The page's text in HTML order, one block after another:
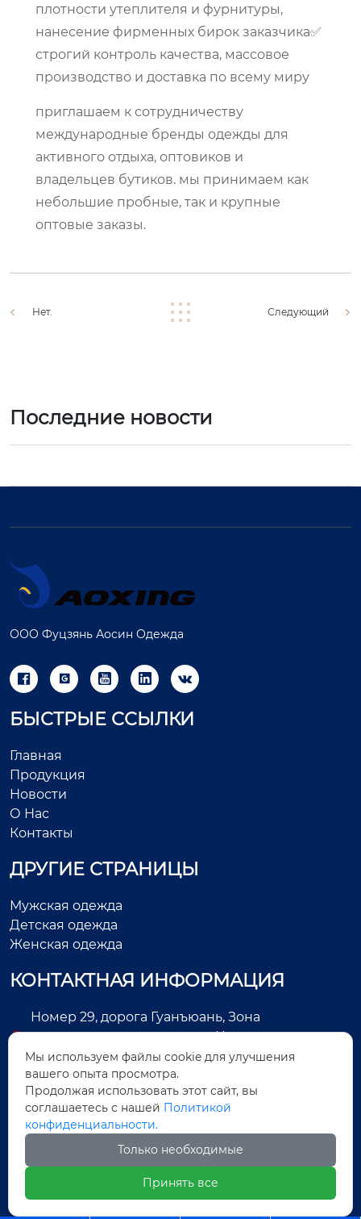
плотности утеплителя и фурнитуры,
нанесение фирменных бирок заказчика✅
строгий контроль качества, массовое
производство и доставка по всему миру
приглашаем к сотрудничеству
международные бренды одежды для
активного отдыха, оптовиков и
владельцев бутиков. мы принимаем как
небольшие пробные, так и крупные
оптовые заказы.
Нет. Следующий
Последние новости
ООО Фуцзянь Аосин Одежда
    
БЫСТРЫЕ ССЫЛКИ
Главная
Продукция
Новости
О Нас
Контакты
ДРУГИЕ СТРАНИЦЫ
Мужская одежда
Детская одежда
Женская одежда
КОНТАКТНАЯ ИНФОРМАЦИЯ
Номер 29, дорога Гуанъюань, Зона
экономического развития, Цзиньцзян, город
Цюаньчжоу, провинция Фуцзянь, Китай
+86-13505025552
Legas@aoxing.com.cn
+8613505025552
Мы используем файлы cookie для улучшения
вашего опыта просмотра.
Продолжая использовать этот сайт, вы
соглашаетесь с нашей Политикой
конфиденциальности.
Только необходимые
Принять все